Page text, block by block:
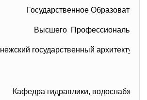
Государственное
Высшего Профессионального
государственный архитектурно-
Кафедра гидравлики,